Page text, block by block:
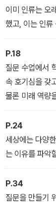
이미 인류는 오
했고, 이는 인류
P.18
질문 수업에서
속 호기심을 갖
물론 미래 역량
P.24
세상에는 다양
는 이유를 파악
P.34
질문을 만들기